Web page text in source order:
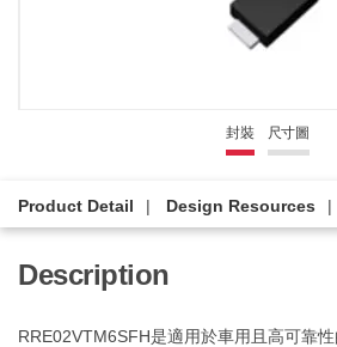
封裝 尺寸圖
Product Detail Design Resources
Description
RRE02VTM6SFH是適用於車用且高可靠